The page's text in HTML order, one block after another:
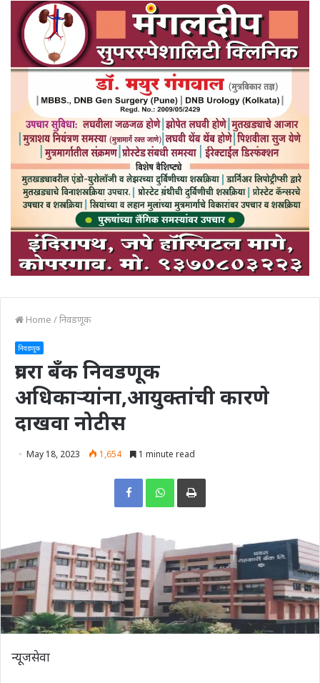
Home /निवडणूक
निवडणूक
प्रवरा बँक निवडणूक
अधिकाऱ्यांना,आयुक्तांची कारणे
दाखवा नोटीस
May 18, 2023 1,654 1 minute read
Print
न्यूजसेवा